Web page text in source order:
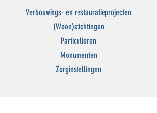
Verbouwings- en restauratieprojecten
(Woon)stichtingen
Particulieren
Monumenten
Zorginstellingen